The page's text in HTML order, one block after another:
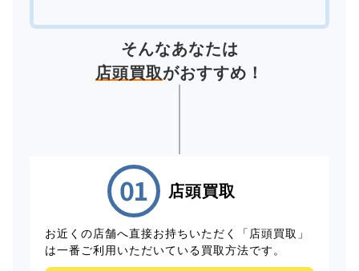
そんなあなたは
店頭買取がおすすめ！
店頭買取
お近くの店舗へ直接お持ちいただく「店頭買取」
は一番ご利用いただいている買取方法です。